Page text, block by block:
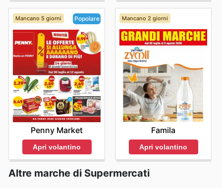
Mancano 5 giorni Popolare
Penny Market
Apri volantino
Mancano 2 giorni
Famila
Apri volantino
Altre marche di Supermercati